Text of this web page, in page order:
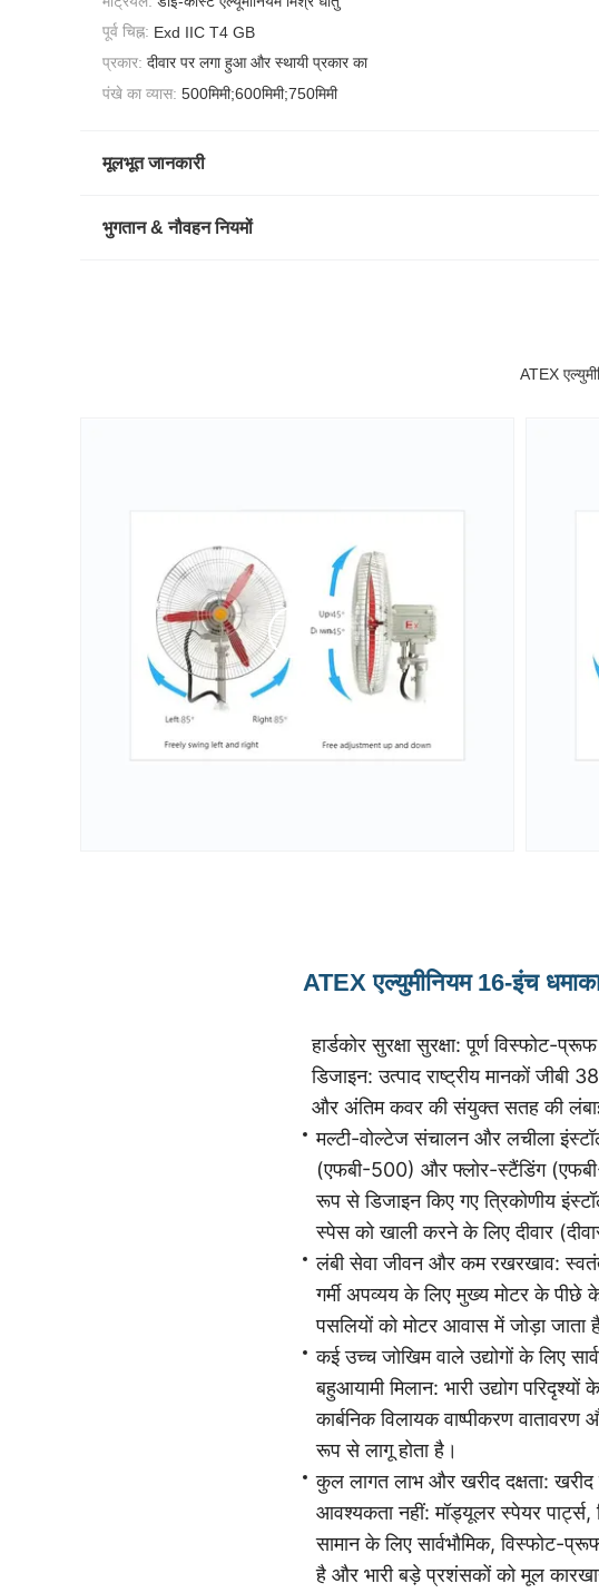
पूर्व चिह्न: Exd IIC T4 GB
प्रकार: दीवार पर लगा हुआ और स्थायी प्रकार का
पंखे का व्यास: 500मिमी;600मिमी;750मिमी
मूलभूत जानकारी
भुगतान & नौवहन नियमों
ATEX
ATEX एल्युमीनियम 16-इंच
हार्डकोर सुरक्षा सुरक्षा: पूर्ण
डिजाइन: उत्पाद राष्ट्रीय मानकों
और अंतिम कवर की संयुक्त सतह की
मल्टी-वोल्टेज संचालन और लचीला
(एफबी-500) और फ्लोर-स्टैंडिंग
रूप से डिजाइन किए गए त्रिकोणीय
स्पेस को खाली करने के लिए दीवार
लंबी सेवा जीवन और कम रखरखाव:
गर्मी अपव्यय के लिए मुख्य मोटर के
पसलियों को मोटर आवास में जोड़ा जाता
कई उच्च जोखिम वाले उद्योगों के लिए
बहुआयामी मिलान: भारी उद्योग
कार्बनिक विलायक वाष्पीकरण
रूप से लागू होता है।
कुल लागत लाभ और खरीद दक्षता:
आवश्यकता नहीं: मॉड्यूलर स्पेयर
सामान के लिए सार्वभौमिक,
है और भारी बड़े प्रशंसकों को मूल